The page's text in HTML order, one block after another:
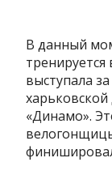
В данный
выступала
«Динамо».